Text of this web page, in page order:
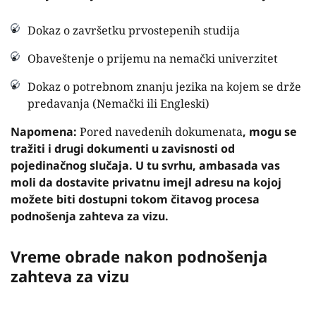
Dokaz o završetku prvostepenih studija
Obaveštenje o prijemu na nemački univerzitet
Dokaz o potrebnom znanju jezika na kojem se drže
predavanja (Nemački ili Engleski)
Napomena: Pored navedenih dokumenata, mogu se
tražiti i drugi dokumenti u zavisnosti od
pojedinačnog slučaja. U tu svrhu, ambasada vas
moli da dostavite privatnu imejl adresu na kojoj
možete biti dostupni tokom čitavog procesa
podnošenja zahteva za vizu.
Vreme obrade nakon podnošenja
zahteva za vizu